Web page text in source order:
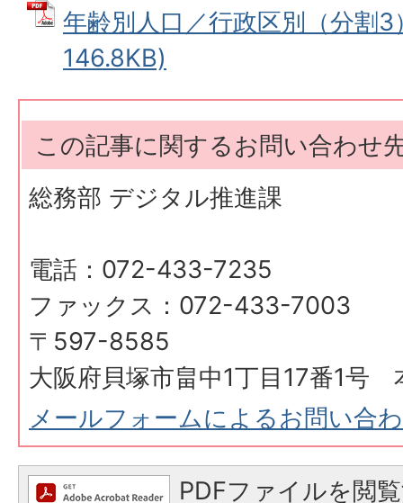
年齢別人口／行政区別（分割
146.8KB)
この記事に関するお問い合わせ
総務部 デジタル推進課
電話：072-433-7235
ファックス：072-433-7003
〒597-8585
大阪府貝塚市畠中1丁目17番1号
メールフォームによるお問い合
PDFファイルを閲